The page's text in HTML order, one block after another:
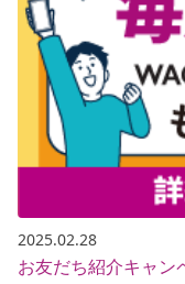
2025.02.28
お友だち紹介キャン